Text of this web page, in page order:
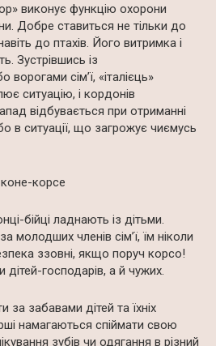
виконує функцію охорони
Добре ставиться не тільки до
до птахів. Його витримка і
Зустрівшись із
сім’ї, «італієць»
ситуацію, і кордонів
відбувається при отриманні
в ситуації, що загрожує чиємусь
бійці ладнають із дітьми.
молодших членів сім’ї, їм ніколи
ззовні, якщо поруч корсо!
дітей-господарів, а й чужих.
за забавами дітей та їхніх
намагаються спіймати свою
зубів чи одягання в різний